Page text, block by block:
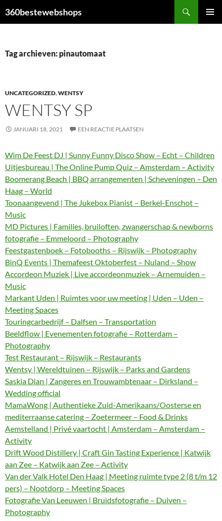
naar
360bestewebshops
Tag archieven: pinautomaat
UNCATEGORIZED,WENTSY
WENTSY SP
JANUARI 18, 2021 EEN REACTIE PLAATSEN
Wim De Feest DJ | Sunny Funny Disco Show – Echt – Children
Uitjesbureau | The Online Pump Quiz – Amsterdam – Activity
Boomerang Beach | BBQ arrangementen | Scheveningen – Den
Haag – World
Toonaangevend | The Jukebox Pianist – Berkel-Enschot –
Music
MD Pictures | Families, bruiloften, zwangerschap & newborns
fotografie – Emmeloord – Photography
Feestgastenboek – Fotobooths – Rijswijk – Photography
BinQ Events | Themafeest Oktoberfest – Nuland – Show
Accordeon Muziek | Live accordeonmuziek – Arnemuiden –
Music
Markant Uden | Ruimtes voor uw meeting | Uden – Uden –
Meeting Spaces
Touringcarbedrijf – Dalfsen – Transportation
Beeldflow | Evenementen fotografie – Rotterdam –
Photography
Test Restaurant – Rijswijk – Restaurants
Wentsy | Wereldtuinen – Rijswijk – Parks and Gardens
Saskia Dian | Zangeres en Trouwambtenaar – Dirksland –
Wedding official
MamaWong | Authentieke Zuid-Amerikaans/Oosterse en
mediterraanse catering – Zoetermeer – Food & Drinks
Aemstelland | Privé vaartocht | Amsterdam – Amsterdam –
Activity
Drift Wood Distillery | Craft Gin Tasting Experience | Katwijk
aan Zee – Katwijk aan Zee – Activity
Van der Valk Hotel Den Haag | Meeting ruimte type 2 (8 t/m 12
pers) – Nootdorp – Meeting Spaces
Fotografie Van Leeuwen | Bruidsfotografie – Duiven –
Photography